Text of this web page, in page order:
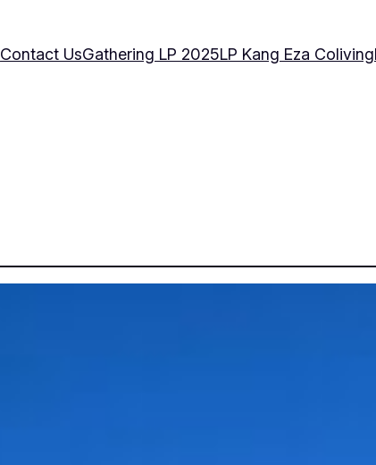
Contact UsGathering LP 2025LP Kang Eza Coliving